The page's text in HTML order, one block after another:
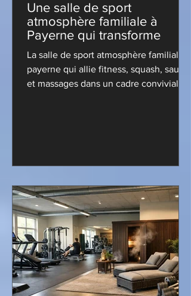
Une salle de sport
atmosphère familiale à
Payerne qui transforme
La salle de sport atmosphère familiale
payerne qui allie fitness, squash, sauna
et massages dans un cadre convivial. 5